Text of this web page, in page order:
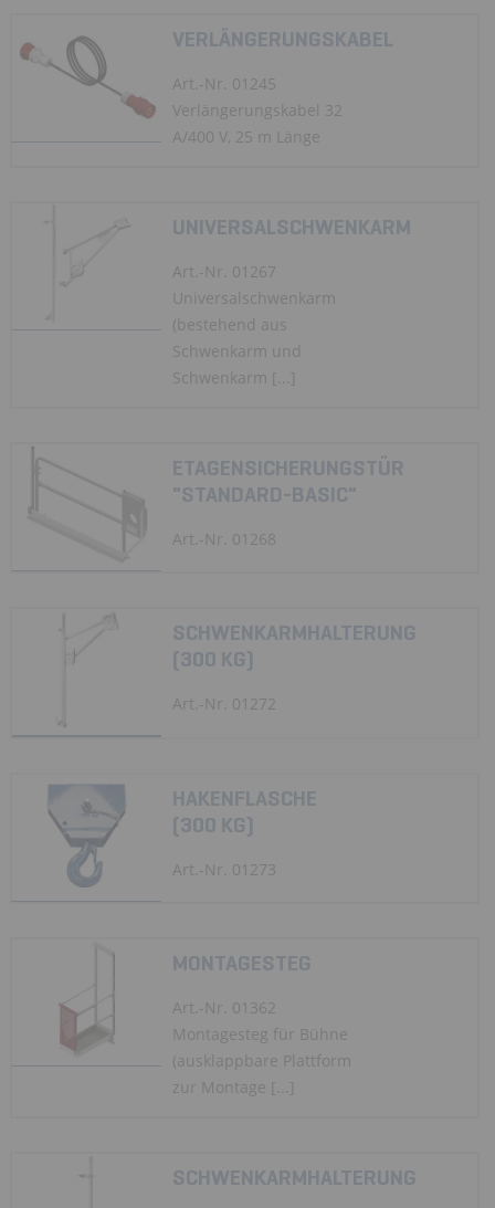
VERLÄNGERUNGSKABEL
Art.-Nr. 01245
Verlängerungskabel 32
A/400 V, 25 m Länge
UNIVERSALSCHWENKARM
Art.-Nr. 01267
Universalschwenkarm
(bestehend aus
Schwenkarm und
Schwenkarm [...]
ETAGENSICHERUNGSTÜR
"STANDARD-BASIC"
Art.-Nr. 01268
SCHWENKARMHALTERUNG
(300 KG)
Art.-Nr. 01272
HAKENFLASCHE
(300 KG)
Art.-Nr. 01273
MONTAGESTEG
Art.-Nr. 01362
Montagesteg für Bühne
(ausklappbare Plattform
zur Montage [...]
SCHWENKARMHALTERUNG